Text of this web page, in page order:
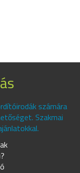
számára
Szakmai